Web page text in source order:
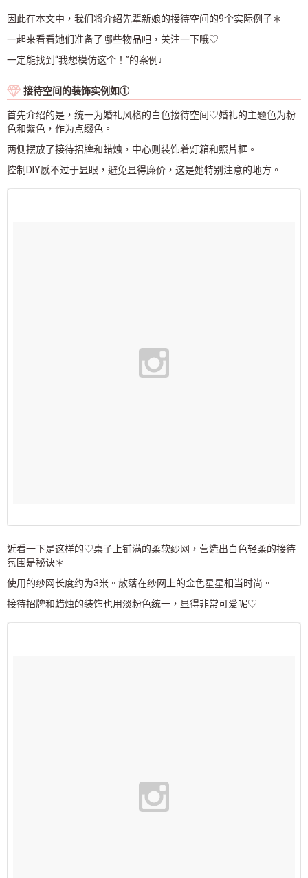
因此在本文中，我们将介绍先辈新娘的接待空间的9个实际例子＊
一起来看看她们准备了哪些物品吧，关注一下哦♡
一定能找到“我想模仿这个！”的案例♩
接待空间的装饰实例如①
首先介绍的是，统一为婚礼风格的白色接待空间♡婚礼的主题色为粉
色和紫色，作为点缀色。
两侧摆放了接待招牌和蜡烛，中心则装饰着灯箱和照片框。
控制DIY感不过于显眼，避免显得廉价，这是她特别注意的地方。
近看一下是这样的♡桌子上铺满的柔软纱网，营造出白色轻柔的接待
氛围是秘诀＊
使用的纱网长度约为3米。散落在纱网上的金色星星相当时尚。
接待招牌和蜡烛的装饰也用淡粉色统一，显得非常可爱呢♡